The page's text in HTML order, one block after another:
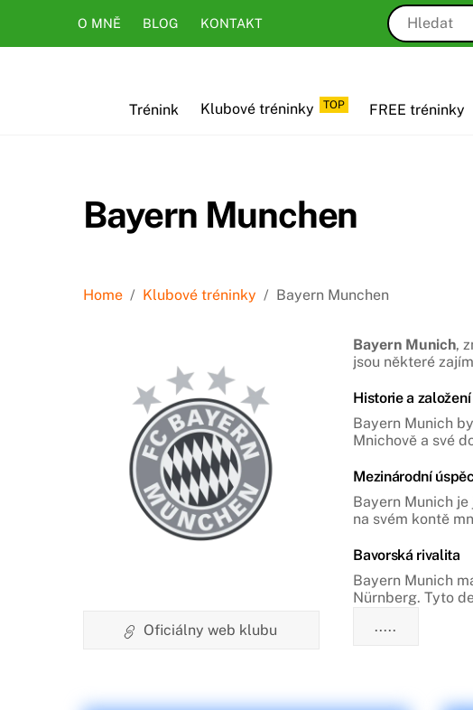
O MNĚ BLOG KONTAKT
Trénink Klubové tréninky TOP FREE tréninky
Bayern Munchen
Home / Klubové tréninky / Bayern Munchen
Oficiálny web klubu
Bayern Munich,
jsou některé
Historie a založení
Bayern Munich
Mnichově a své
Mezinárodní
Bayern Munich
na svém kontě
Bavorská rivalita
Bayern Munich
Nürnberg. Tyto
Významní hráči
.....